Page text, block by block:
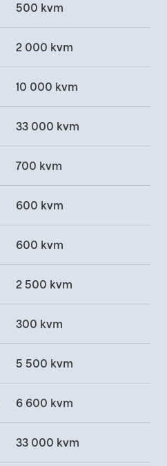
500 kvm
2 000 kvm
10 000 kvm
33 000 kvm
700 kvm
600 kvm
600 kvm
2 500 kvm
300 kvm
5 500 kvm
6 600 kvm
33 000 kvm